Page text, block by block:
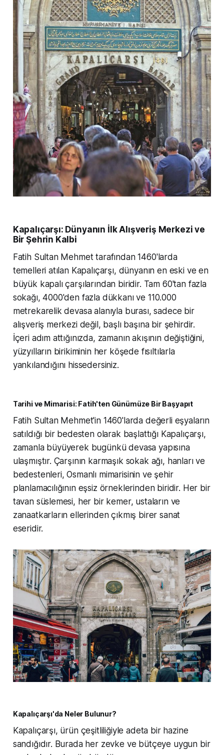
Kapalıçarşı: Dünyanın İlk Alışveriş Merkezi ve
Bir Şehrin Kalbi
Fatih Sultan Mehmet tarafından 1460'larda
temelleri atılan Kapalıçarşı, dünyanın en eski ve en
büyük kapalı çarşılarından biridir. Tam 60'tan fazla
sokağı, 4000'den fazla dükkanı ve 110.000
metrekarelik devasa alanıyla burası, sadece bir
alışveriş merkezi değil, başlı başına bir şehirdir.
İçeri adım attığınızda, zamanın akışının değiştiğini,
yüzyılların birikiminin her köşede fısıltılarla
yankılandığını hissedersiniz.
Tarihi ve Mimarisi: Fatih'ten Günümüze Bir Başyapıt
Fatih Sultan Mehmet'in 1460'larda değerli eşyaların
satıldığı bir bedesten olarak başlattığı Kapalıçarşı,
zamanla büyüyerek bugünkü devasa yapısına
ulaşmıştır. Çarşının karmaşık sokak ağı, hanları ve
bedestenleri, Osmanlı mimarisinin ve şehir
planlamacılığının eşsiz örneklerinden biridir. Her bir
tavan süslemesi, her bir kemer, ustaların ve
zanaatkarların ellerinden çıkmış birer sanat
eseridir.
Kapalıçarşı'da Neler Bulunur?
Kapalıçarşı, ürün çeşitliliğiyle adeta bir hazine
sandığıdır. Burada her zevke ve bütçeye uygun bir